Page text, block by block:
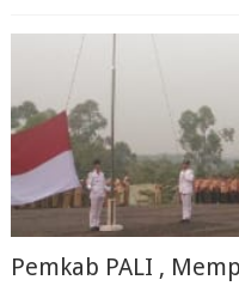
Pemkab PALI ,